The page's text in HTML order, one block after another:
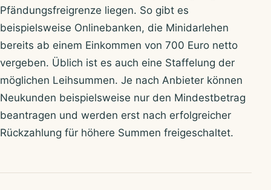
Pfändungsfreigrenze liegen. So gibt es
beispielsweise Onlinebanken, die Minidarlehen
bereits ab einem Einkommen von 700 Euro netto
vergeben. Üblich ist es auch eine Staffelung der
möglichen Leihsummen. Je nach Anbieter können
Neukunden beispielsweise nur den Mindestbetrag
beantragen und werden erst nach erfolgreicher
Rückzahlung für höhere Summen freigeschaltet.